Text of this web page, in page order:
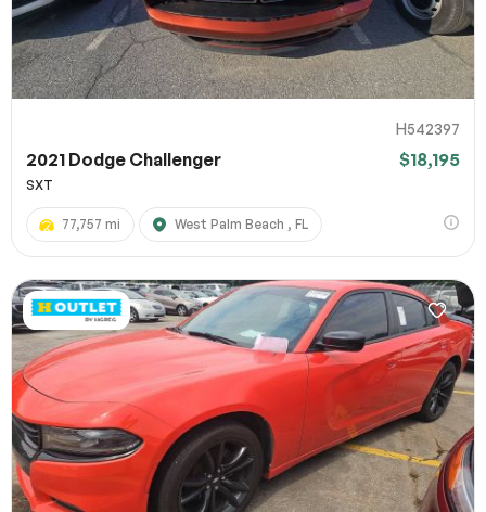
H542397
2021 Dodge Challenger $18,195
SXT
77,757 mi West Palm Beach , FL